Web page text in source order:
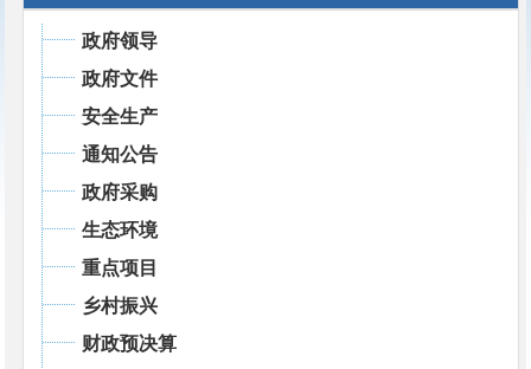
政府领导
政府文件
安全生产
通知公告
政府采购
生态环境
重点项目
乡村振兴
财政预决算